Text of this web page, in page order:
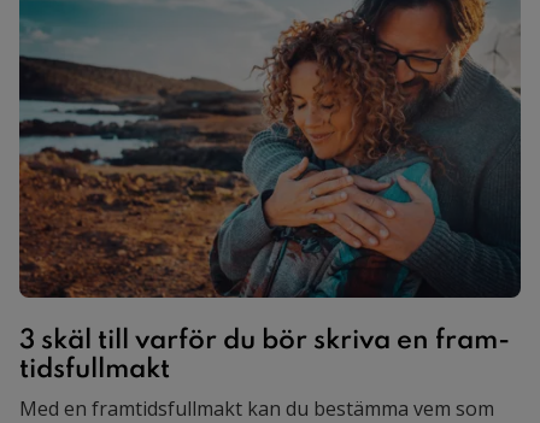
3 skäl till var­för du bör skri­va en fram­
tids­full­makt
Med en framtidsfullmakt kan du bestämma vem som